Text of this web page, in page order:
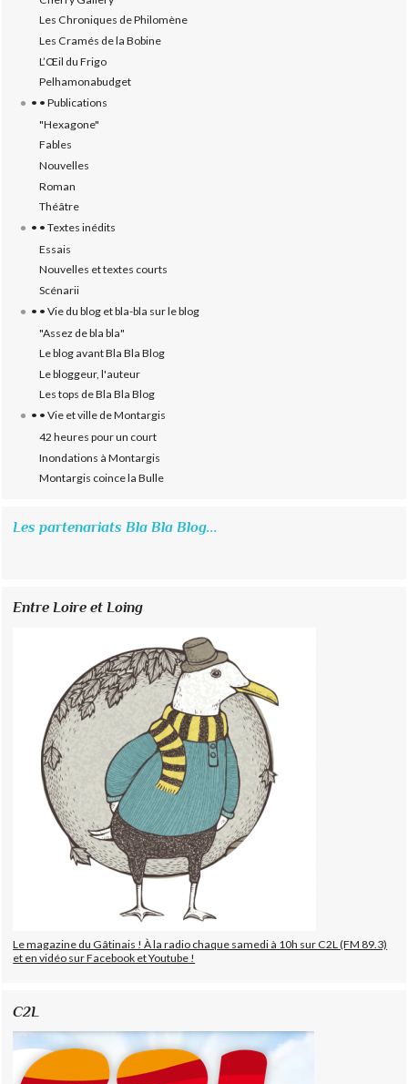
Les Chroniques de Philomène
Les Cramés de la Bobine
L’‎Œil du Frigo
Pelhamonabudget
• • Publications
"Hexagone"
Fables
Nouvelles
Roman
Théâtre
• • Textes inédits
Essais
Nouvelles et textes courts
Scénarii
• • Vie du blog et bla-bla sur le blog
"Assez de bla bla"
Le blog avant Bla Bla Blog
Le bloggeur, l'auteur
Les tops de Bla Bla Blog
• • Vie et ville de Montargis
42 heures pour un court
Inondations à Montargis
Montargis coince la Bulle
Les partenariats Bla Bla Blog...
Entre Loire et Loing
Le magazine du Gâtinais ! À la radio chaque samedi à 10h sur C2L (FM 89.3)
et en vidéo sur Facebook et Youtube !
C2L